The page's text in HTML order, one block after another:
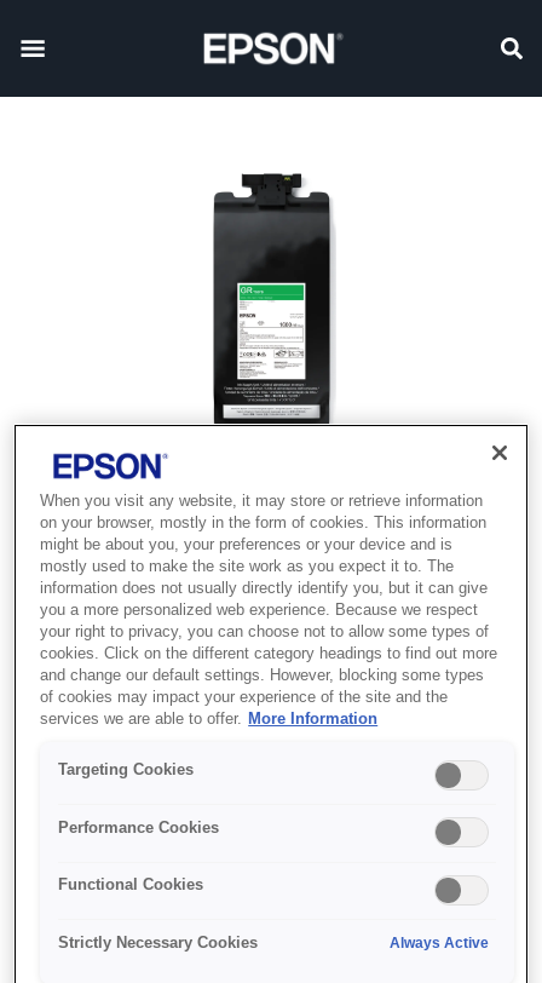
When you visit any website, it may store or retrieve information
on your browser, mostly in the form of cookies. This information
might be about you, your preferences or your device and is
mostly used to make the site work as you expect it to. The
information does not usually directly identify you, but it can give
you a more personalized web experience. Because we respect
your right to privacy, you can choose not to allow some types of
cookies. Click on the different category headings to find out more
and change our default settings. However, blocking some types
of cookies may impact your experience of the site and the
services we are able to offer.
More Information
Targeting Cookies
Performance Cookies
Functional Cookies
Strictly Necessary Cookies Always Active